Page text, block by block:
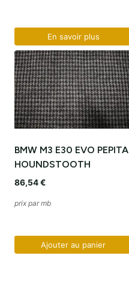
En savoir plus
BMW M3 E30 EVO PEPITA
HOUNDSTOOTH
86,54€
prix par mb
Ajouter au panier